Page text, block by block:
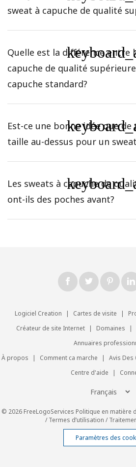
sweat à capuche de qualité
Quelle est la différence entre
capuche de qualité
capuche standard?
Est-ce une bonne idée que
taille au-dessus pour un
Les sweats à capuche de
ont-ils des poches avant?
Logiciel Creation | Cartes de visite |
Créateur de site Internet
| Domaines |
Annuaires
À propos
| Comment ca marche | Avis Des
Centre d'aide
|
© 2026 FreeLogoServices Politique en matière
/Termes d’utilisation /
Paramètres des